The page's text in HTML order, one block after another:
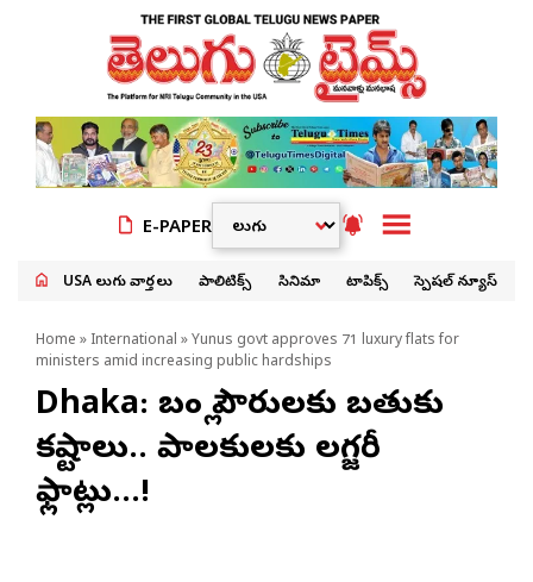
E-PAPER
USA తెలుగు వార్తలు పాలిటిక్స్ సినిమా టాపిక్స్ స్పెషల్ న్యూస్
Home » International » Yunus govt approves 71 luxury flats for
ministers amid increasing public hardships
Dhaka: బంగ్లా పౌరులకు బతుకు
కష్టాలు.. పాలకులకు లగ్జరీ
ఫ్లాట్లు…!